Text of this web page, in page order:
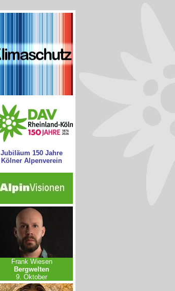
Jubiläum 150 Jahre
Kölner Alpenverein
Frank Wiesen
Bergwelten
9. Oktober